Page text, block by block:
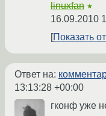
linuxfan ★
16.09.2010
Показать
Ответ на:
13:13:28 +00:00
гконф уже